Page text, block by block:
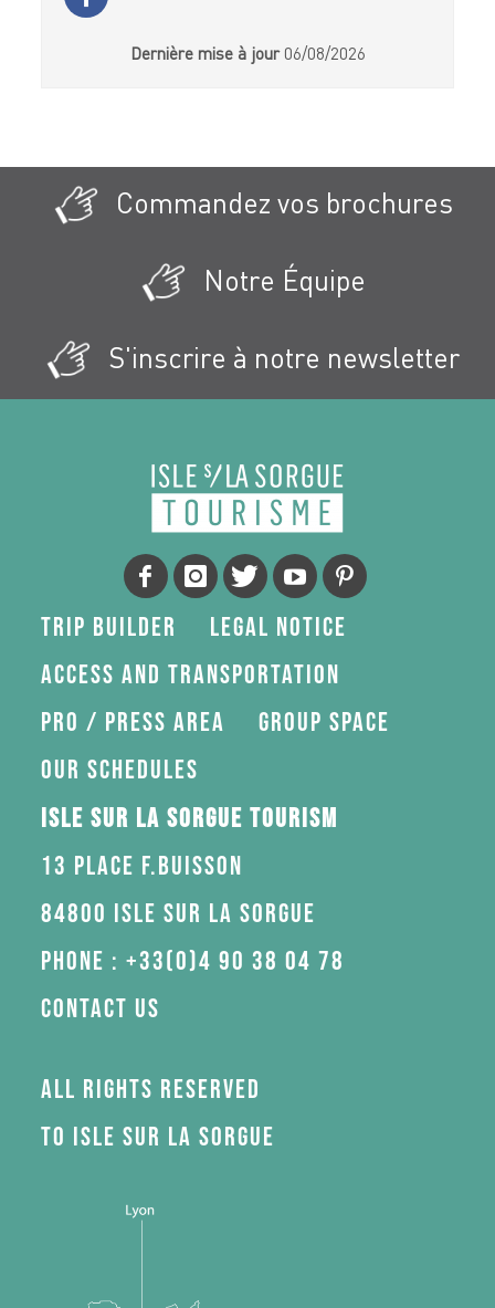
Dernière mise à jour 06/08/2026
Commandez vos brochures
Notre Équipe
S'inscrire à notre newsletter
Trip Builder
Legal Notice
Access and transportation
Pro / press area
Group space
Our schedules
Isle sur la Sorgue Tourism
13 Place F.Buisson
84800 Isle sur la Sorgue
Phone : +33(0)4 90 38 04 78
Contact us
All rights reserved
to Isle sur la Sorgue